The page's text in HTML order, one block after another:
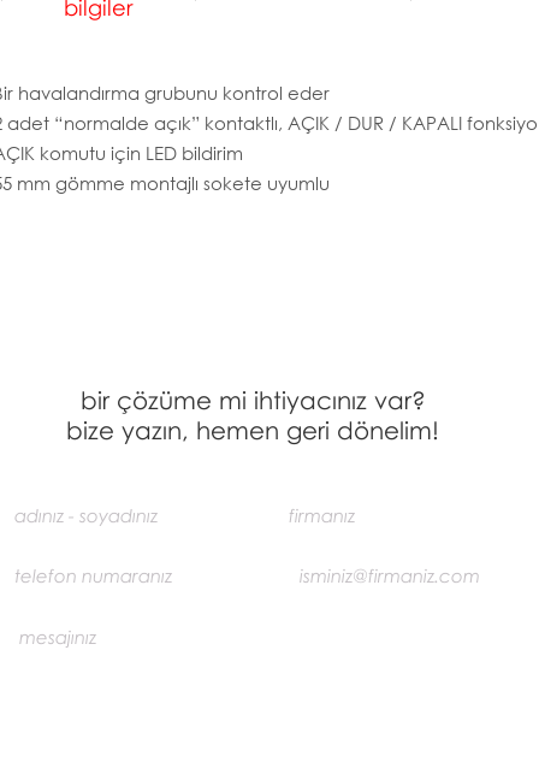
bilgiler
havalandırma grubunu kontrol eder
adet “normalde açık” kontaktlı, AÇIK / DUR / KAPALI
komutu için LED bildirim
mm gömme montajlı sokete uyumlu
bir çözüme mi ihtiyacınız var?
bize yazın, hemen geri dönelim!